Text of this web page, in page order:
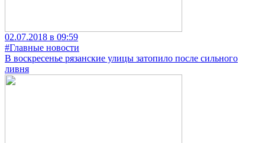
02.07.2018 в 09:59
#Главные новости
В воскресенье рязанские улицы затопило после сильного
ливня